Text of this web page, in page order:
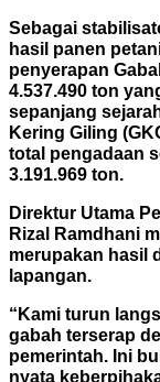
Sebagai
hasil panen
penyerapan
4.537.490 ton
sepanjang
Kering Giling
total pengadaan
3.191.969 ton.
Direktur Utama
Rizal Ramdhani
merupakan hasil
lapangan.
“Kami turun
gabah terserap
pemerintah. Ini
nyata